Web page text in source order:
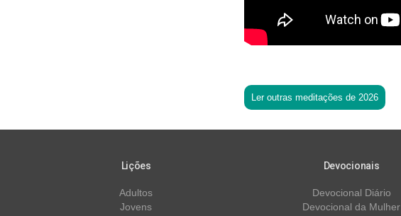
Ler outras meditações de 2026
Lições
Adultos
Jovens
Devocionais
Devocional Diário
Devocional da Mulher